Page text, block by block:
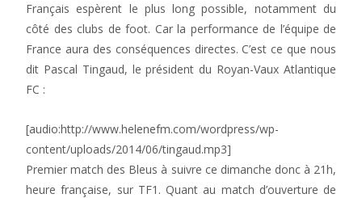
Français espèrent le plus long possible, notamment du
côté des clubs de foot. Car la performance de l’équipe de
France aura des conséquences directes. C’est ce que nous
dit Pascal Tingaud, le président du Royan-Vaux Atlantique
FC :
[audio:http://www.helenefm.com/wordpress/wp-
content/uploads/2014/06/tingaud.mp3]
Premier match des Bleus à suivre ce dimanche donc à 21h,
heure française, sur TF1. Quant au match d’ouverture de